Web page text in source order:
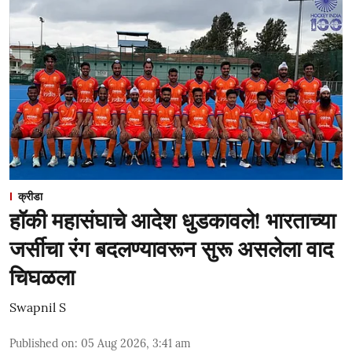
क्रीडा
हॉकी महासंघाचे आदेश धुडकावले! भारताच्या
जर्सीचा रंग बदलण्यावरून सुरू असलेला वाद
चिघळला
Swapnil S
Published on: 05 Aug 2026, 3:41 am